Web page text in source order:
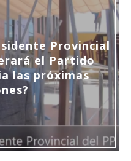
Provincial
el Partido
las próximas